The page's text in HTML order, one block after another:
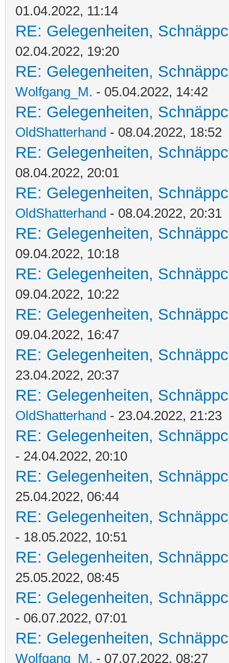
01.04.2022, 11:14
RE: Gelegenheiten,
02.04.2022, 19:20
RE: Gelegenheiten,
Wolfgang_M. - 05.04.2022, 14:42
RE: Gelegenheiten,
OldShatterhand - 08.04.2022, 18:52
RE: Gelegenheiten,
08.04.2022, 20:01
RE: Gelegenheiten,
OldShatterhand - 08.04.2022, 20:31
RE: Gelegenheiten,
09.04.2022, 10:18
RE: Gelegenheiten,
09.04.2022, 10:22
RE: Gelegenheiten,
09.04.2022, 16:47
RE: Gelegenheiten,
23.04.2022, 20:37
RE: Gelegenheiten,
OldShatterhand - 23.04.2022, 21:23
RE: Gelegenheiten,
- 24.04.2022, 20:10
RE: Gelegenheiten,
25.04.2022, 06:44
RE: Gelegenheiten,
- 18.05.2022, 10:51
RE: Gelegenheiten,
25.05.2022, 08:45
RE: Gelegenheiten,
- 06.07.2022, 07:01
RE: Gelegenheiten,
Wolfgang_M. - 07.07.2022, 08:27